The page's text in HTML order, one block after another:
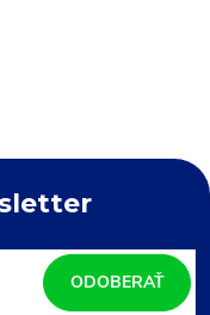
ODOBERAŤ